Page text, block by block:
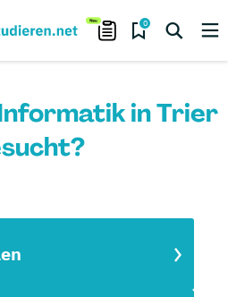
0
in Trier